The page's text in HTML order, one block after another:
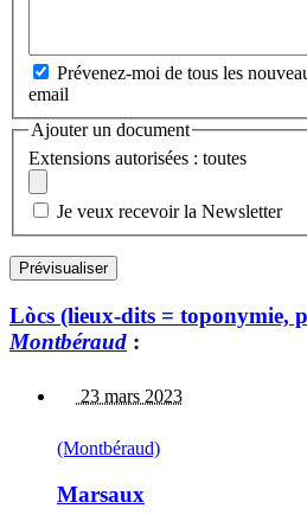
Prévenez-moi de tous les
email
Ajouter un document
Extensions autorisées : toutes
Je veux recevoir la Newsletter
Lòcs (lieux-dits = toponymie,
Montbéraud :
23 mars 2023
(Montbéraud)
Marsaux